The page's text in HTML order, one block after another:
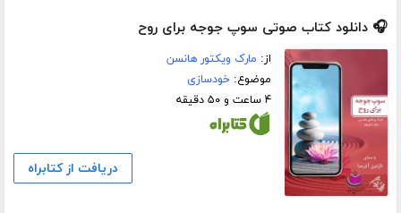
🎧 دانلود کتاب صوتی سوپ جوجه برای روح
از: مارک ویکتور هانسن
موضوع:خودسازی
۴ ساعت و ۵۰ دقیقه
دریافت از کتابراه